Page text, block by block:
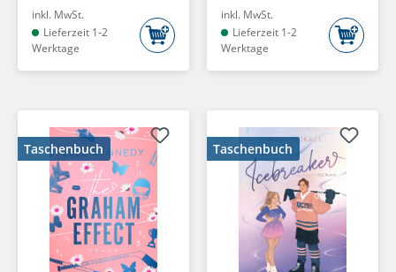
inkl. MwSt.
Lieferzeit 1-2
Werktage
inkl. MwSt.
Lieferzeit 1-2
Werktage
Taschenbuch Taschenbuch